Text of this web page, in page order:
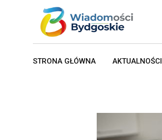
STRONA GŁÓWNA AKTUALNOŚCI